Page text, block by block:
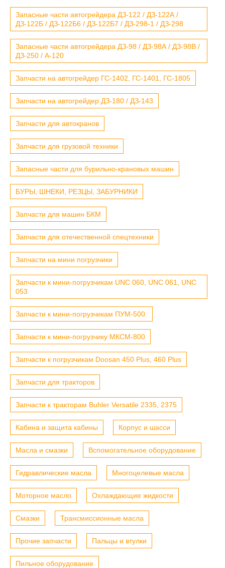
Запасные части автогрейдера ДЗ-122 / ДЗ-122А /
ДЗ-122Б / ДЗ-122Б6 / ДЗ-122Б7 / ДЗ-298-1 / ДЗ-298
Запасные части автогрейдера ДЗ-98 / ДЗ-98А / ДЗ-98В /
ДЗ-250 / А-120
Запчасти на автогрейдер ГС-1402, ГС-1401, ГС-1805
Запчасти на автогрейдер ДЗ-180 / ДЗ-143
Запчасти для автокранов
Запчасти для грузовой техники
Запасные части для бурильно-крановых машин
БУРЫ, ШНЕКИ, РЕЗЦЫ, ЗАБУРНИКИ
Запчасти для машин БКМ
Запчасти для отечественной спецтехники
Запчасти на мини погрузчики
Запчасти к мини-погрузчикам UNC 060, UNC 061, UNC
053.
Запчасти к мини-погрузчикам ПУМ-500.
Запчасти к мини-погрузчику МКСМ-800
Запчасти к погрузчикам Doosan 450 Plus, 460 Plus
Запчасти для тракторов
Запчасти к тракторам Buhler Versatile 2335, 2375
Кабина и защита кабины Корпус и шасси
Масла и смазки Вспомогательное оборудование
Гидравлические масла Многоцелевые масла
Моторное масло Охлаждающие жидкости
Смазки Трансмиссионные масла
Прочие запчасти Пальцы и втулки
Пильное оборудование